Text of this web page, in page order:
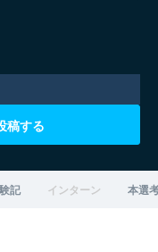
稿する
記 インターン 本選